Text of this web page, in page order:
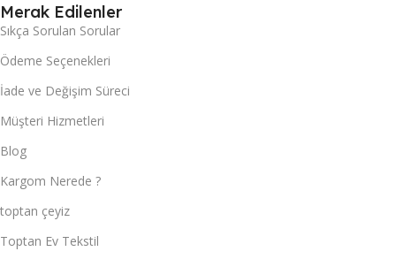
Merak Edilenler
Sıkça Sorulan Sorular
Ödeme Seçenekleri
İade ve Değişim Süreci
Müşteri Hizmetleri
Blog
Kargom Nerede ?
toptan çeyiz
Toptan Ev Tekstil